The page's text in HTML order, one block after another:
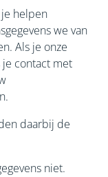
helpen
we van
Als je onze
contact met
daarbij de
niet.